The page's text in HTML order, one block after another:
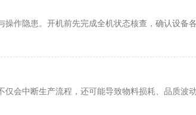
作隐患。开机前先完成全机状态核查，确认设备
会中断生产流程，还可能导致物料损耗、品质波